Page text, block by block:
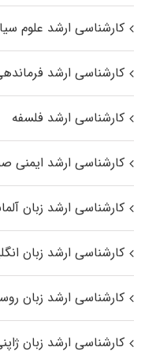
کارشناسی ارشد علوم
کارشناسی ارشد
کارشناسی ارشد فلسفه
کارشناسی ارشد ایمنی
کارشناسی ارشد زبان
کارشناسی ارشد زبان
کارشناسی ارشد زبان
کارشناسی ارشد زبان